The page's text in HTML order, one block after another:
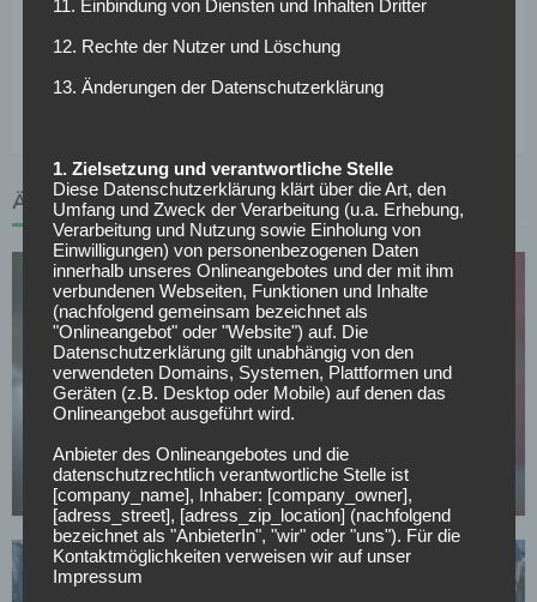
Russland im kommenden Jahr dürfte er eine Option für die
Nordafrikaner sein. Zu seinen Stärken gehört seine
mit guter Übersicht und Spielwitz.
ÄHNLICHE ARTIKEL
SONSTIGES
der Krone
15.05.2026
11. Einbindung von Diensten und Inhalten Dritter
12. Rechte der Nutzer und Löschung
13. Änderungen der Datenschutzerklärung
1. Zielsetzung und verantwortliche Stelle
Diese Datenschutzerklärung klärt über die Art, den
Umfang und Zweck der Verarbeitung (u.a. Erhebung,
Verarbeitung und Nutzung sowie Einholung von
Einwilligungen) von personenbezogenen Daten
innerhalb unseres Onlineangebotes und der mit ihm
verbundenen Webseiten, Funktionen und Inhalte
(nachfolgend gemeinsam bezeichnet als
"Onlineangebot" oder "Website") auf. Die
Datenschutzerklärung gilt unabhängig von den
verwendeten Domains, Systemen, Plattformen und
Geräten (z.B. Desktop oder Mobile) auf denen das
Onlineangebot ausgeführt wird.
Anbieter des Onlineangebotes und die
datenschutzrechtlich verantwortliche Stelle ist
[company_name], Inhaber: [company_owner],
[adress_street], [adress_zip_location] (nachfolgend
bezeichnet als "AnbieterIn", "wir" oder "uns"). Für die
Kontaktmöglichkeiten verweisen wir auf unser
Impressum